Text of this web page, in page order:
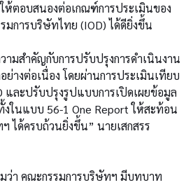
ห้ตอบสนองต่อเกณฑ์การประเมินของ
มการบริษัทไทย (IOD) ได้ดียิ่งขึ้น
ามสำคัญกับการปรับปรุงการดำเนินงาน
างต่อเนื่อง โดยผ่านการประเมินเทียบ
และปรับปรุงรูปแบบการเปิดเผยข้อมูล
งในแบบ 56-1 One Report ให้สะท้อน
ได้ครบถ้วนยิ่งขึ้น” นายเสกสรร
มว่า คณะกรรมการบริษัทฯ มีบทบาท